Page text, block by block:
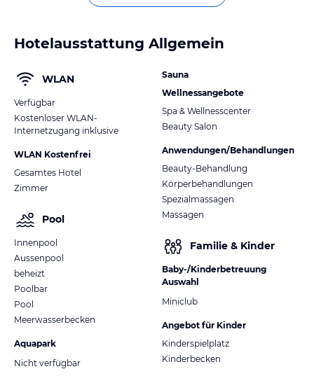
Hotelausstattung Allgemein
WLAN
Verfügbar
Kostenloser WLAN-
Internetzugang inklusive
WLAN Kostenfrei
Gesamtes Hotel
Zimmer
Pool
Innenpool
Aussenpool
beheizt
Poolbar
Pool
Meerwasserbecken
Aquapark
Nicht verfügbar
Sauna
Wellnessangebote
Spa & Wellnesscenter
Beauty Salon
Anwendungen/Behandlungen
Beauty-Behandlung
Körperbehandlungen
Spezialmassagen
Massagen
Familie & Kinder
Baby-/Kinderbetreuung
Auswahl
Miniclub
Angebot für Kinder
Kinderspielplatz
Kinderbecken